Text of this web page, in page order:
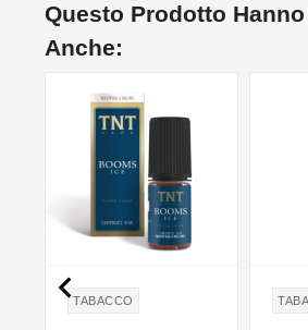
Questo Prodotto
Anche:
TABACCO
